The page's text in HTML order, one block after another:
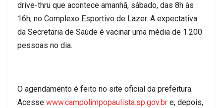
drive-thru que acontece amanhã, sábado, das 8h às
16h, no Complexo Esportivo de Lazer. A expectativa
da Secretaria de Saúde é vacinar uma média de 1.200
pessoas no dia.
O agendamento é feito no site oficial da prefeitura.
Acesse www.campolimpopaulista.sp.gov.br e, depois,